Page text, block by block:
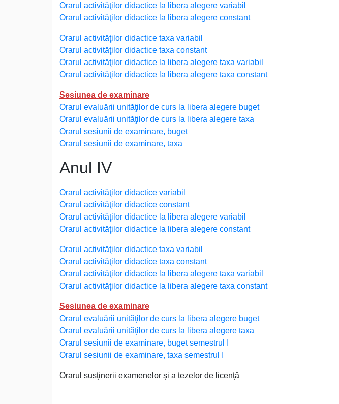
Orarul activităţilor didactice la libera alegere variabil
Orarul activităţilor didactice la libera alegere constant
Orarul activităţilor didactice taxa variabil
Orarul activităţilor didactice taxa constant
Orarul activităţilor didactice la libera alegere taxa variabil
Orarul activităţilor didactice la libera alegere taxa constant
Sesiunea de examinare
Orarul evaluării unităţilor de curs la libera alegere buget
Orarul evaluării unităţilor de curs la libera alegere taxa
Orarul sesiunii de examinare, buget
Orarul sesiunii de examinare, taxa
Anul IV
Orarul activităţilor didactice variabil
Orarul activităţilor didactice constant
Orarul activităţilor didactice la libera alegere variabil
Orarul activităţilor didactice la libera alegere constant
Orarul activităţilor didactice taxa variabil
Orarul activităţilor didactice taxa constant
Orarul activităţilor didactice la libera alegere taxa variabil
Orarul activităţilor didactice la libera alegere taxa constant
Sesiunea de examinare
Orarul evaluării unităţilor de curs la libera alegere buget
Orarul evaluării unităţilor de curs la libera alegere taxa
Orarul sesiunii de examinare, buget semestrul I
Orarul sesiunii de examinare, taxa semestrul I
Orarul susţinerii examenelor şi a tezelor de licenţă